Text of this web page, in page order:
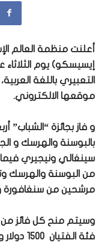
أعلنت منظمة العالم
إيسيسكو) يوم الثلاثاء
التعبيري باللغة
موقعها الالكتروني.
و فاز بجائزة
بالبوسنة والهرسك و
سينغالي ونيجيري فيما
من البوسنة والهرسك
مرشحين من سنغافورة
فئة الفتيان 1500 دولار ومن فئة الأطفال 1000 دولار.